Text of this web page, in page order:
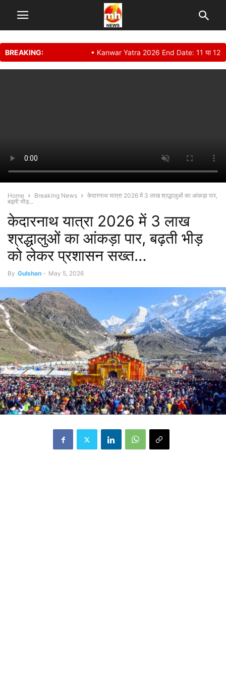
BREAKING: • Kanwar Yatra 2026 End Date: 11 या 12
Home Breaking News
केदारनाथ यात्रा 2026 में 3 लाख श्रद्धालुओं का आंकड़ा पार,
बढ़ती भीड़...
केदारनाथ यात्रा 2026 में 3 लाख
श्रद्धालुओं का आंकड़ा पार, बढ़ती भीड़
को लेकर प्रशासन सख्त…
By Gulshan - May 5, 2026